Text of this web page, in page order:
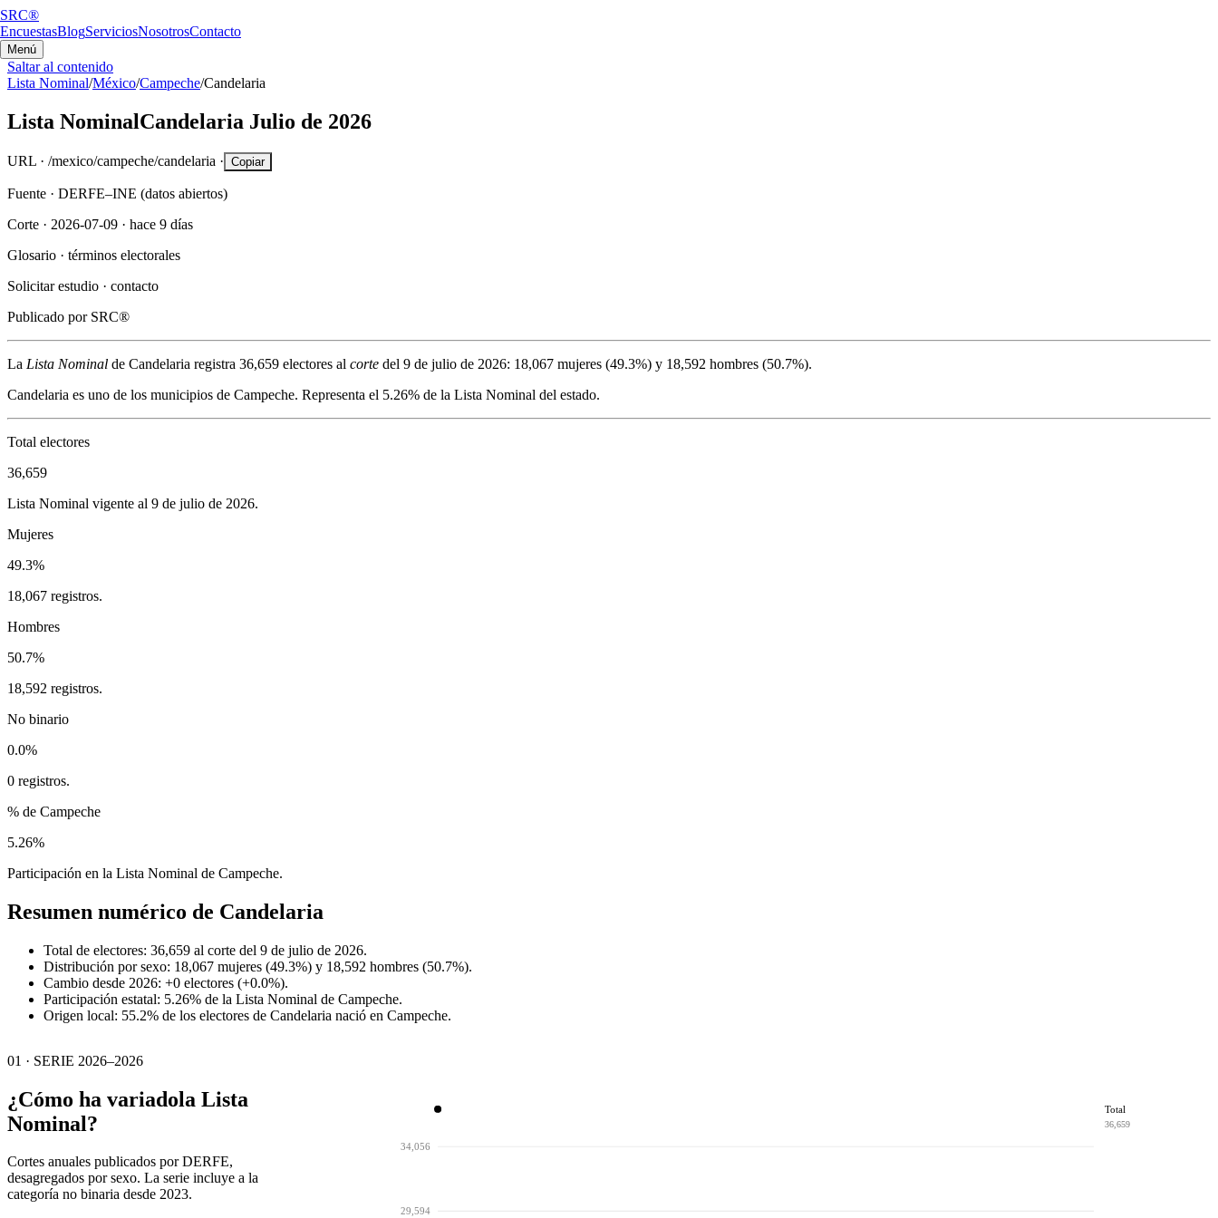
SRC®
EncuestasBlogServiciosNosotrosContacto
Menú
Saltar al contenido
Lista Nominal/México/Campeche/Candelaria
Lista NominalCandelaria Julio de 2026
URL · /mexico/campeche/candelaria · Copiar
Fuente · DERFE–INE (datos abiertos)
Corte · 2026-07-09 · hace 9 días
Glosario · términos electorales
Solicitar estudio · contacto
Publicado por SRC®
La Lista Nominal de Candelaria registra 36,659 electores al corte del 9 de julio de 2026: 18,067 mujeres (49.3%) y 18,592 hombres (50.7%).
Candelaria es uno de los municipios de Campeche. Representa el 5.26% de la Lista Nominal del estado.
Total electores
36,659
Lista Nominal vigente al 9 de julio de 2026.
Mujeres
49.3%
18,067 registros.
Hombres
50.7%
18,592 registros.
No binario
0.0%
0 registros.
% de Campeche
5.26%
Participación en la Lista Nominal de Campeche.
Resumen numérico de Candelaria
Total de electores: 36,659 al corte del 9 de julio de 2026.
Distribución por sexo: 18,067 mujeres (49.3%) y 18,592 hombres (50.7%).
Cambio desde 2026: +0 electores (+0.0%).
Participación estatal: 5.26% de la Lista Nominal de Campeche.
Origen local: 55.2% de los electores de Candelaria nació en Campeche.
01 · SERIE 2026–2026
¿Cómo ha variadola Lista
Nominal?
Cortes anuales publicados por DERFE,
desagregados por sexo. La serie incluye a la
categoría no binaria desde 2023.
29,594
34,056
Total
36,659